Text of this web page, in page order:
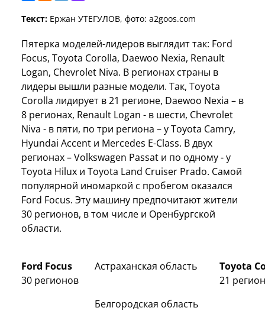
Текст: Ержан УТЕГУЛОВ, фото: a2goos.com
Пятерка моделей-лидеров выглядит так: Ford
Focus, Toyota Corolla, Daewoo Nexia, Renault
Logan, Chevrolet Niva. В регионах страны в
лидеры вышли разные модели. Так, Toyota
Corolla лидирует в 21 регионе, Daewoo Nexia – в
8 регионах, Renault Logan - в шести, Chevrolet
Niva - в пяти, по три региона – у Toyota Camry,
Hyundai Accent и Mercedes E-Class. В двух
регионах – Volkswagen Passat и по одному - у
Toyota Hilux и Toyota Land Cruiser Prado. Самой
популярной иномаркой с пробегом оказался
Ford Focus. Эту машину предпочитают жители
30 регионов, в том числе и Оренбургской
области.
Ford Focus
30 регионов
Астраханская область
Белгородская область
Toyota
21 регион